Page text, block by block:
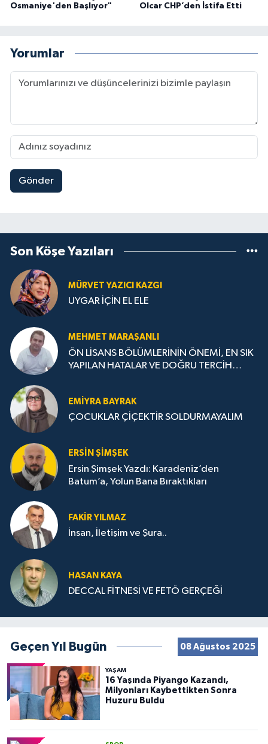
Osmaniye'den Başlıyor"
Olcar CHP’den İstifa Etti
Yorumlar
Gönder
Son Köşe Yazıları
MÜRVET YAZICI KAZGI
UYGAR İÇİN EL ELE
MEHMET MARAŞANLI
ÖN LİSANS BÖLÜMLERİNİN ÖNEMİ, EN SIK
YAPILAN HATALAR VE DOĞRU TERCİH
EMIYRA BAYRAK
ÇOCUKLAR ÇİÇEKTİR SOLDURMAYALIM
ERSIN ŞIMŞEK
Ersin Şimşek Yazdı: Karadeniz’den
Batum’a, Yolun Bana Bıraktıkları
FAKIR YILMAZ
İnsan, İletişim ve Şura..
HASAN KAYA
DECCAL FİTNESİ VE FETÖ GERÇEĞİ
Geçen Yıl Bugün 08 Ağustos 2025
YAŞAM
16 Yaşında Piyango Kazandı,
Milyonları Kaybettikten Sonra
Huzuru Buldu